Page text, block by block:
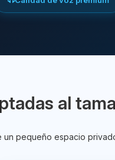
al
pequeño espacio